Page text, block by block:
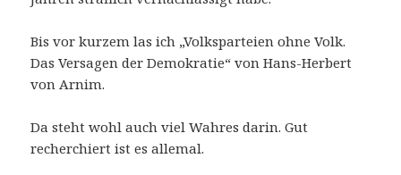
Bis vor kurzem las ich „Volksparteien ohne Volk.
Das Versagen der Demokratie“ von Hans-Herbert
von Arnim.
Da steht wohl auch viel Wahres darin. Gut
recherchiert ist es allemal.